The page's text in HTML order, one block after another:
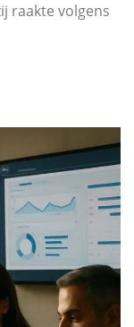
raakte volgens